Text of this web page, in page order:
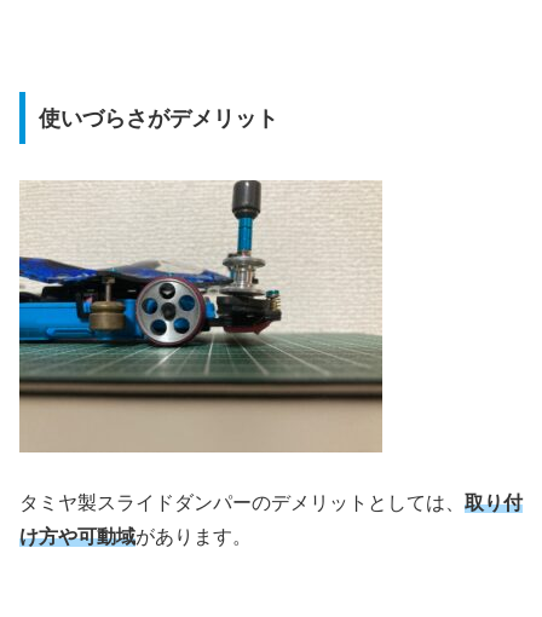
使いづらさがデメリット
タミヤ製スライドダンパーのデメリットとしては、 取り付
け方や可動域があります。